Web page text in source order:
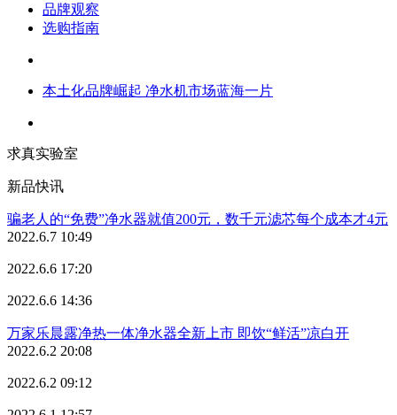
品牌观察
选购指南
本土化品牌崛起 净水机市场蓝海一片
求真实验室
新品快讯
骗老人的“免费”净水器就值200元，数千元滤芯每个成本才4元
2022.6.7 10:49
2022.6.6 17:20
2022.6.6 14:36
万家乐晨露净热一体净水器全新上市 即饮“鲜活”凉白开
2022.6.2 20:08
2022.6.2 09:12